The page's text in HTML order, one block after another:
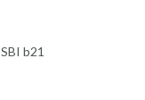
SBI b21